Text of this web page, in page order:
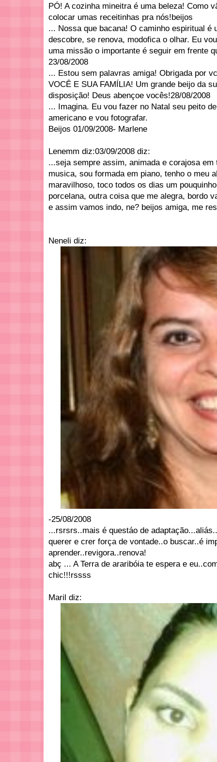
PÓ! A cozinha mineitra é uma beleza! Como
colocar umas receitinhas pra nós!beijos
... Nossa que bacana! O caminho espiritual é
descobre, se renova, modofica o olhar. Eu
uma missão o importante é seguir em frente
23/08/2008
... Estou sem palavras amiga! Obrigada por
VOCÊ E SUA FAMÍLIA! Um grande beijo da
disposição! Deus abençoe vocês!28/08/2008
... Imagina. Eu vou fazer no Natal seu peito
americano e vou fotografar.
Beijos 01/09/2008- Marlene
Lenemm diz:03/09/2008 diz:
...seja sempre assim, animada e corajosa
musica, sou formada em piano, tenho o meu
maravilhoso, toco todos os dias um
porcelana, outra coisa que me alegra, bordo
e assim vamos indo, ne? beijos amiga, me
Neneli diz:
-25/08/2008
...rsrsrs..mais é questáo de
querer e crer força de vontade..o buscar..é
aprender..revigora..renova!
abç ... A Terra de araribóia te espera e
chic!!!rssss
Maril diz: